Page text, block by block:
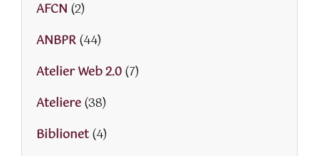
AFCN (2)
ANBPR(44)
Atelier Web 2.0(7)
Ateliere(38)
Biblionet(4)